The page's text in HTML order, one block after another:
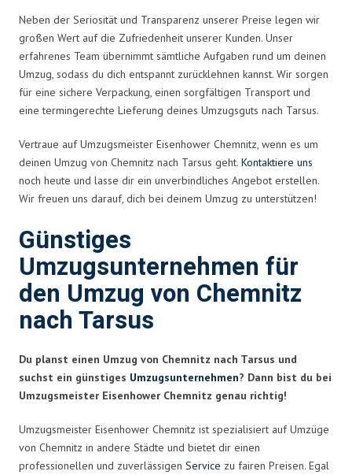
Neben der Seriosität und Transparenz unserer Preise legen wir
großen Wert auf die Zufriedenheit unserer Kunden. Unser
erfahrenes Team übernimmt sämtliche Aufgaben rund um deinen
Umzug, sodass du dich entspannt zurücklehnen kannst. Wir sorgen
für eine sichere Verpackung, einen sorgfältigen Transport und
eine termingerechte Lieferung deines Umzugsguts nach Tarsus.
Vertraue auf Umzugsmeister Eisenhower Chemnitz, wenn es um
deinen Umzug von Chemnitz nach Tarsus geht. Kontaktiere uns
noch heute und lasse dir ein unverbindliches Angebot erstellen.
Wir freuen uns darauf, dich bei deinem Umzug zu unterstützen!
Günstiges
Umzugsunternehmen für
den Umzug von Chemnitz
nach Tarsus
Du planst einen Umzug von Chemnitz nach Tarsus und
suchst ein günstiges Umzugsunternehmen? Dann bist du bei
Umzugsmeister Eisenhower Chemnitz genau richtig!
Umzugsmeister Eisenhower Chemnitz ist spezialisiert auf Umzüge
von Chemnitz in andere Städte und bietet dir einen
professionellen und zuverlässigen Service zu fairen Preisen. Egal